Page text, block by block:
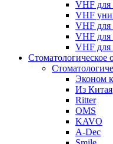
VHF для
VHF
VHF для
VHF для
VHF для
Стоматологическое
Эконом
Из Китая
Ritter
OMS
KAVO
A-Dec